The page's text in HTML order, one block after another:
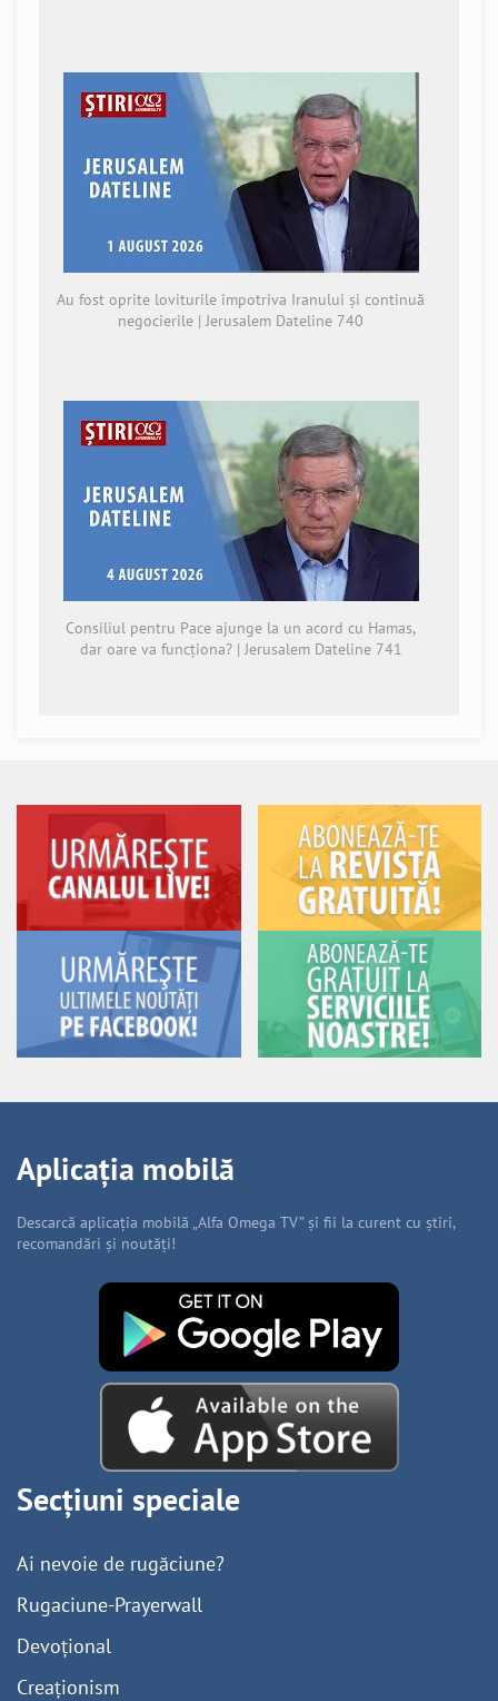
Au fost oprite loviturile împotriva Iranului și continuă
negocierile | Jerusalem Dateline 740
Consiliul pentru Pace ajunge la un acord cu Hamas,
dar oare va funcționa? | Jerusalem Dateline 741
Aplicația mobilă
Descarcă aplicația mobilă „Alfa Omega TV” și fii la curent cu știri,
recomandări și noutăți!
Secțiuni speciale
Ai nevoie de rugăciune?
Rugaciune-Prayerwall
Devoțional
Creaționism